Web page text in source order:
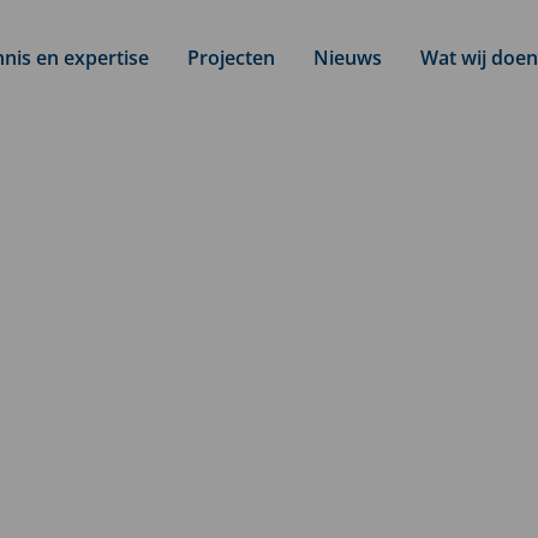
en expertise Projecten Nieuws Wat wij doen